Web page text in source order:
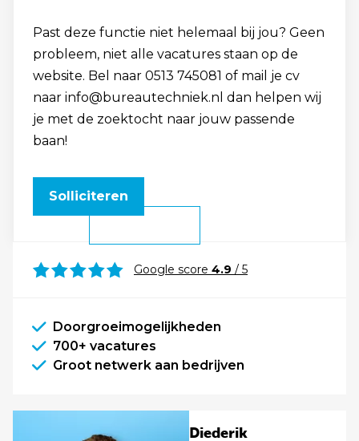
Past deze functie niet helemaal bij jou? Geen
probleem, niet alle vacatures staan op de
website. Bel naar 0513 745081 of mail je cv
naar info@bureautechniek.nl dan helpen wij
je met de zoektocht naar jouw passende
baan!
Solliciteren
Google score 4.9 / 5
Doorgroeimogelijkheden
700+ vacatures
Groot netwerk aan bedrijven
Diederik